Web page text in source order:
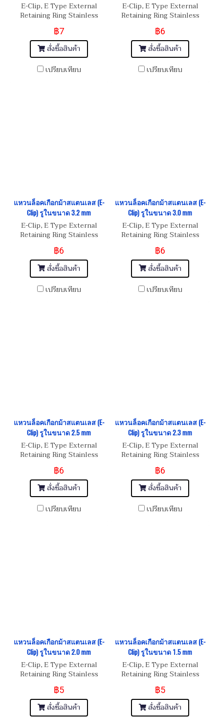
E-Clip, E Type External
Retaining Ring Stainless
Steel
฿7
สั่งซื้อสินค้า
เปรียบเทียบ
E-Clip, E Type External
Retaining Ring Stainless
Steel
฿6
สั่งซื้อสินค้า
เปรียบเทียบ
แหวนล็อคเกือกม้าสแตนเลส (E-
Clip) รูในขนาด 3.2 mm
E-Clip, E Type External
Retaining Ring Stainless
Steel
฿6
สั่งซื้อสินค้า
เปรียบเทียบ
แหวนล็อคเกือกม้าสแตนเลส (E-
Clip) รูในขนาด 3.0 mm
E-Clip, E Type External
Retaining Ring Stainless
Steel
฿6
สั่งซื้อสินค้า
เปรียบเทียบ
แหวนล็อคเกือกม้าสแตนเลส (E-
Clip) รูในขนาด 2.5 mm
E-Clip, E Type External
Retaining Ring Stainless
฿6
สั่งซื้อสินค้า
เปรียบเทียบ
แหวนล็อคเกือกม้าสแตนเลส (E-
Clip) รูในขนาด 2.3 mm
E-Clip, E Type External
Retaining Ring Stainless
฿6
สั่งซื้อสินค้า
เปรียบเทียบ
แหวนล็อคเกือกม้าสแตนเลส (E-
Clip) รูในขนาด 2.0 mm
E-Clip, E Type External
Retaining Ring Stainless
Steel
฿5
สั่งซื้อสินค้า
แหวนล็อคเกือกม้าสแตนเลส (E-
Clip) รูในขนาด 1.5 mm
E-Clip, E Type External
Retaining Ring Stainless
Steel
฿5
สั่งซื้อสินค้า